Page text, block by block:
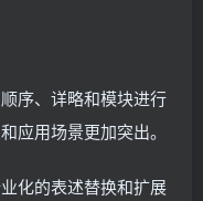
序、详略和模块进行
应用场景更加突出。
化的表述替换和扩展